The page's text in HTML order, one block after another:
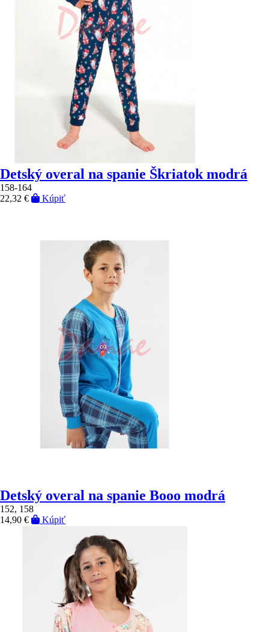
Detský overal na spanie Škriatok modrá
158-164
22,32 €
Kúpiť
Detský overal na spanie Booo modrá
152, 158
14,90 €
Kúpiť